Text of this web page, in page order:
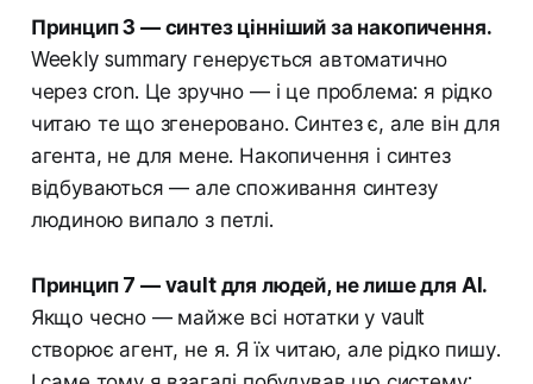
Принцип 3 — синтез цінніший за накопичення.
Weekly summary генерується автоматично
через cron. Це зручно — і це проблема: я рідко
читаю те що згенеровано. Синтез є, але він для
агента, не для мене. Накопичення і синтез
відбуваються — але споживання синтезу
людиною випало з петлі.
Принцип 7 — vault для людей, не лише для AI.
Якщо чесно — майже всі нотатки у vault
створює агент, не я. Я їх читаю, але рідко пишу.